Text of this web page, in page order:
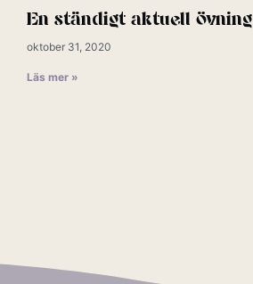
En ständigt aktuell övning
oktober 31, 2020
Läs mer »